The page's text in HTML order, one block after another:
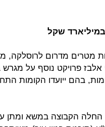
שקל
מטרים מדרום לרוסלקה,
25 קומות, בהם ייועדו הקומות
החלה הקבוצה במשא ומתן